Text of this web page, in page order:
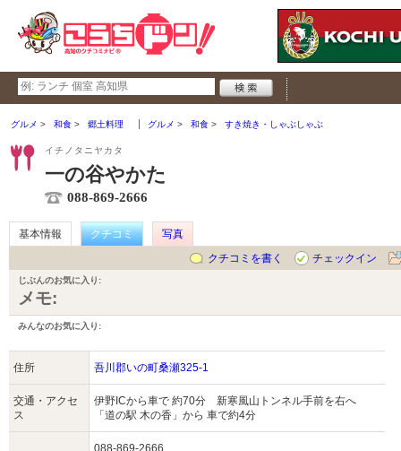
グルメ 和食 郷土料理 グルメ 和食 すき焼き・しゃぶしゃぶ
イチノタニヤカタ
一の谷やかた
088-869-2666
基本情報 クチコミ
写真
クチコミを書く
チェックイン
じぶんのお気に入り:
メモ:
みんなのお気に入り:
住所 吾川郡いの町桑瀬325-1
交通・アクセ
ス
伊野ICから車で 約70分 新寒風山トンネル手前を右へ
「道の駅 木の香」から 車で約4分
088-869-2666